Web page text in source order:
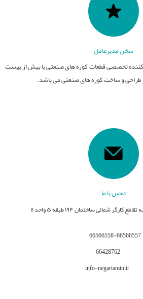
سخن مدیرعامل
کننده تخصصی قطعات کوره های صنعتی با بیش از بیست
طراحی و ساخت کوره های صنعتی می باشد.
تماس با ما
شمالی ساختمان ۱۹۴ طبقه ۵ واحد ۱۱
66566558-66566557
66428762
info-negartamin.ir